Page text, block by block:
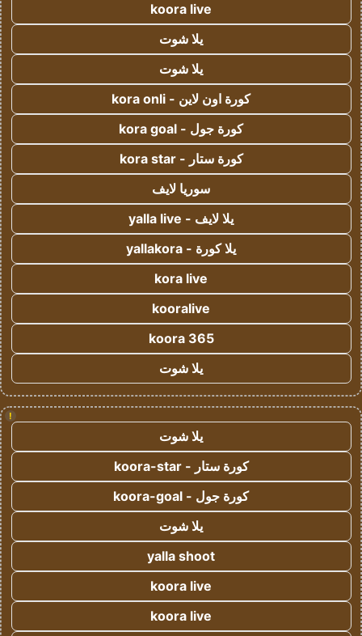
koora live
يلا شوت
يلا شوت
كورة اون لاين - kora onli
كورة جول - kora goal
كورة ستار - kora star
سوريا لايف
يلا لايف - yalla live
يلا كورة - yallakora
kora live
kooralive
koora 365
يلا شوت
!
يلا شوت
كورة ستار - koora-star
كورة جول - koora-goal
يلا شوت
yalla shoot
koora live
koora live